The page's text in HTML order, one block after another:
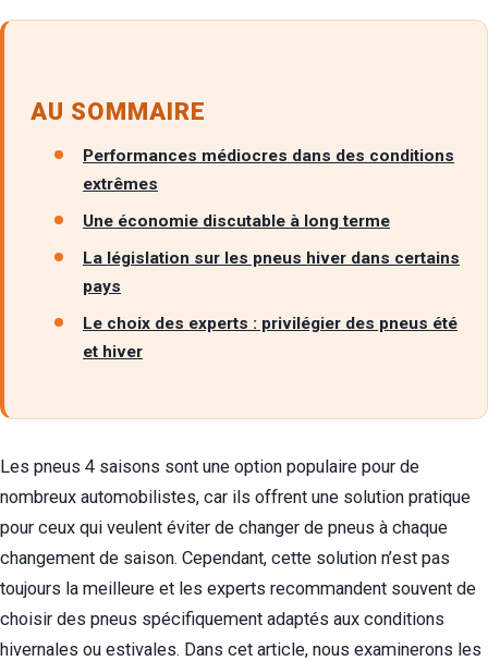
AU SOMMAIRE
Performances médiocres dans des conditions
extrêmes
Une économie discutable à long terme
La législation sur les pneus hiver dans certains
pays
Le choix des experts : privilégier des pneus été
et hiver
Les pneus 4 saisons sont une option populaire pour de
nombreux automobilistes, car ils offrent une solution pratique
pour ceux qui veulent éviter de changer de pneus à chaque
changement de saison. Cependant, cette solution n’est pas
toujours la meilleure et les experts recommandent souvent de
choisir des pneus spécifiquement adaptés aux conditions
hivernales ou estivales. Dans cet article, nous examinerons les